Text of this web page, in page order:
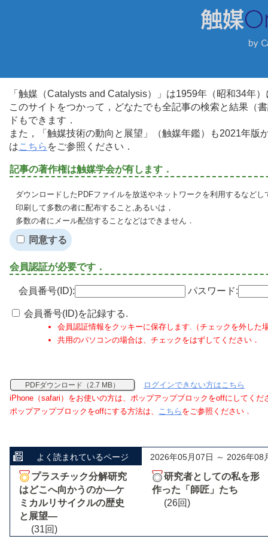
「触媒（Catalysts and Catalysis）」は1959年（昭和34年
このサイトをつかって，どなたでも全記事の検索と結果（
ドもできます．
また，「触媒技術の動向と展望」（触媒年鑑）も2021年
はこちら をご参照ください．
記事の著作権は触媒学会が有します．
ダウンロードしたPDFファイルを放送やネットワークを利用するなど
印刷して多数の者に配布すること,あるいは，
多数の者にメール配信することなどはできません．
同意する
会員認証が必要です．
会員番号(ID): パスワード:
会員番号(ID)を記録する.
会員認証情報をクッキーに保存します.（チェックを外した
共用のパソコンの場合は、チェックをはずしてください．
PDFダウンロード（2.7 MB）
ログインできない方はこちら
iPhone（safari）をお使いの方は、ポップアップブロックをoffにしてくだ
ポップアップブロックをoffにする方法は、 こちら をご参照ください．
よく読まれているページ 2026年05月07日 ～ 2026年08
プラスチック分解研究
はどこへ向かうのか―ケ
ミカルリサイクルの歴史
と展望―
(31回)
研究者としての私を形
作った「師匠」たち
(26回)